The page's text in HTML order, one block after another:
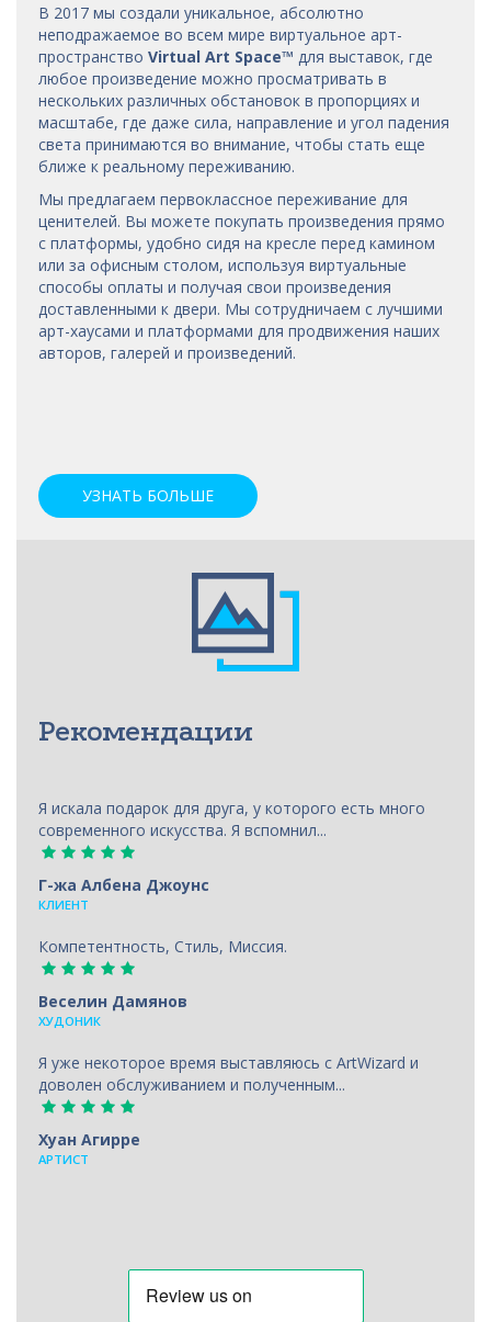
В 2017 мы создали уникальное, абсолютно
неподражаемое во всем мире виртуальное арт-
пространство Virtual Art Space™ для выставок, где
любое произведение можно просматривать в
нескольких различных обстановок в пропорциях и
масштабе, где даже сила, направление и угол падения
света принимаются во внимание, чтобы стать еще
ближе к реальному переживанию.
Мы предлагаем первоклассное переживание для
ценителей. Вы можете покупать произведения прямо
с платформы, удобно сидя на кресле перед камином
или за офисным столом, используя виртуальные
способы оплаты и получая свои произведения
доставленными к двери. Мы сотрудничаем с лучшими
арт-хаусами и платформами для продвижения наших
авторов, галерей и произведений.
УЗНАТЬ БОЛЬШЕ
Рекомендации
Я искала подарок для друга, у которого есть много
современного искусства. Я вспомнил...
Г-жа Албена Джоунс
КЛИЕНТ
Компетентность, Стиль, Миссия.
Веселин Дамянов
ХУДОНИК
Я уже некоторое время выставляюсь с ArtWizard и
доволен обслуживанием и полученным...
Хуан Агирре
АРТИСТ